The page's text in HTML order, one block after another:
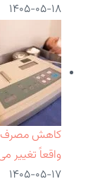
۱۴۰۵-۰۵-۱۸
کاهش مصرف
واقعاً تغییر
۱۴۰۵-۰۵-۱۷